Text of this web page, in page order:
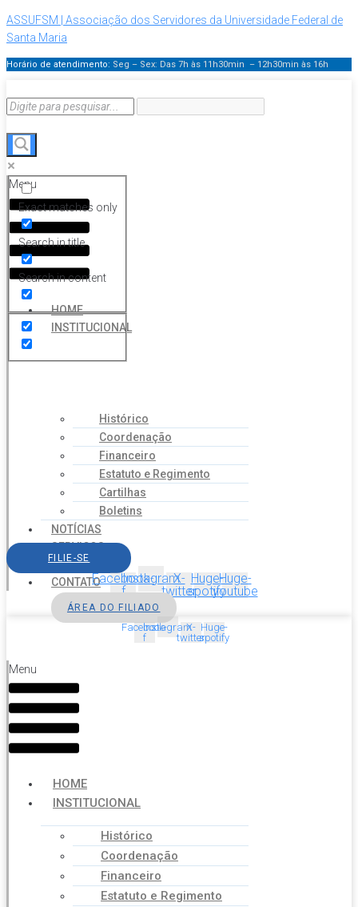
ASSUFSM | Associação dos Servidores da Universidade Federal de
Santa Maria
Horário de atendimento: Seg – Sex: Das 7h às 11h30min – 12h30min às 16h
Exact matches only
Search in title
Search in content
Menu
HOME
INSTITUCIONAL
Histórico
Coordenação
Financeiro
Estatuto e Regimento
Cartilhas
Boletins
NOTÍCIAS
SERVIÇOS
AGENDA
CONTATO
FILIE-SE
Facebook-
f
InstagramX-
twitter
Huge-
spotify
Huge-
youtube
ÁREA DO FILIADO
Facebook-
f
InstagramX-
twitter
Huge-
spotify
Menu
HOME
INSTITUCIONAL
Histórico
Coordenação
Financeiro
Estatuto e Regimento